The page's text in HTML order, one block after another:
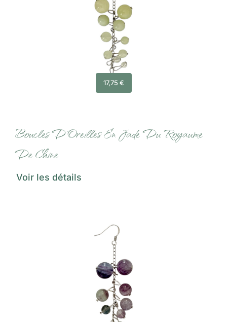
17,75 €
Boucles D’Oreilles En Jade Du Royaume
De Chine
Voir les détails